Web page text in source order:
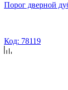
Порог дверной
Код: 78119